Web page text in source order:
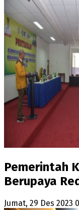
Pemerintah
Berupaya
Jumat, 29 Des 2023